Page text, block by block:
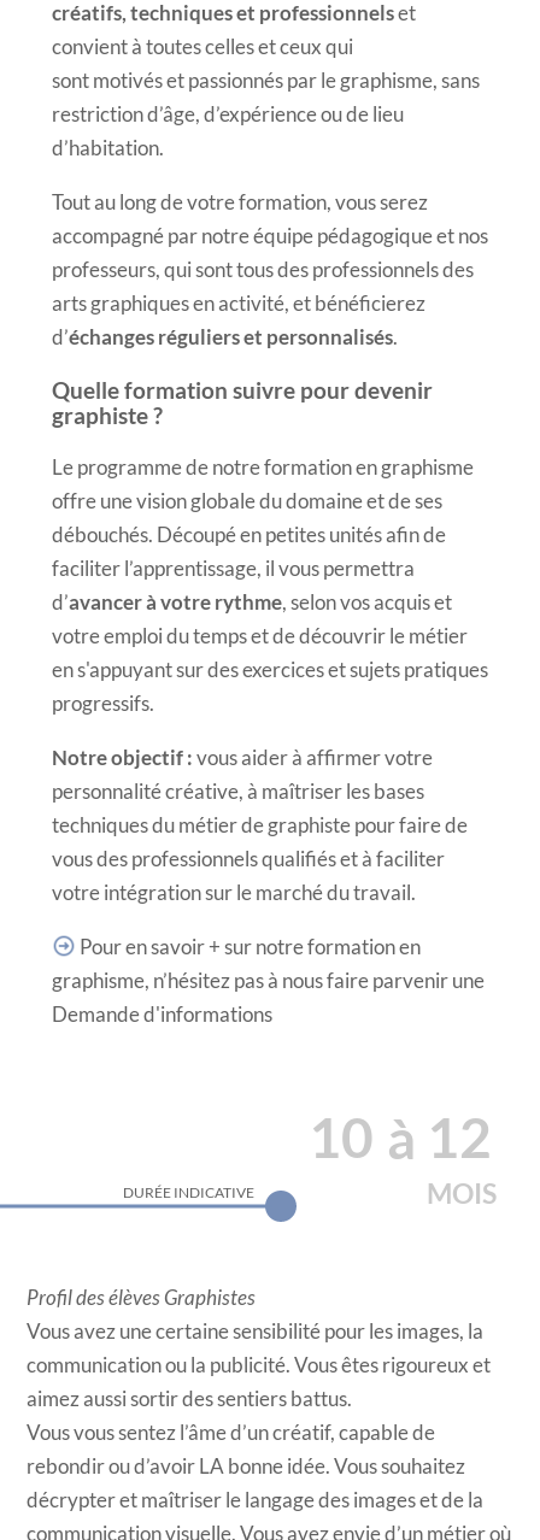
créatifs, techniques et professionnelset
convient à toutes celles et ceux qui
sont motivés et passionnés par le graphisme, sans
restriction d’âge, d’expérience ou de lieu
d’habitation.
Tout au long de votre formation, vous serez
accompagné par notre équipe pédagogique et nos
professeurs, qui sont tous des professionnels des
arts graphiques en activité, et bénéficierez
d’échanges réguliers et personnalisés.
Quelle formation suivre pour devenir
graphiste ?
Le programme de notre formation en graphisme
offre une vision globale du domaine et de ses
débouchés. Découpé en petites unités afin de
faciliter l’apprentissage, il vous permettra
d’avancer à votre rythme, selon vos acquis et
votre emploi du temps et de découvrir le métier
en s'appuyant sur des exercices et sujets pratiques
progressifs.
Notre objectif : vousaider à affirmer votre
personnalité créative, à maîtriser les bases
techniques du métier de graphistepour faire de
vous des professionnels qualifiés et à faciliter
votre intégration sur le marché du travail.
Pour en savoir + sur notre formation en
graphisme, n’hésitez pas à nous faire parvenir une
Demande d'informations
DURÉE INDICATIVE
0
1
2
3
4
6
7
8
10 à
2
4
5
6
10
12
MOIS
Profil des élèves Graphistes
Vous avez une certaine sensibilité pour les images, la
communication ou la publicité. Vous êtes rigoureux et
aimez aussi sortir des sentiers battus.
Vous vous sentez l’âme d’un créatif, capable de
rebondir ou d’avoir LA bonne idée. Vous souhaitez
décrypter et maîtriser le langage des images et de la
communication visuelle. Vous avez envie d’un métier où